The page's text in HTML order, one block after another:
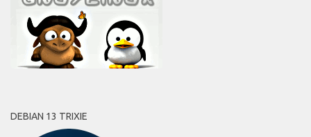
DEBIAN 13 TRIXIE